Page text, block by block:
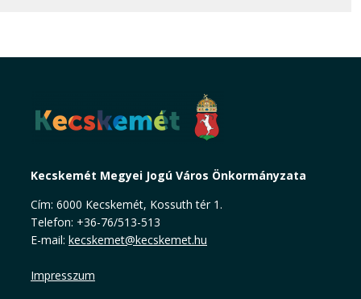
Kecskemét Megyei Jogú Város Önkormányzata
Cím: 6000 Kecskemét, Kossuth tér 1.
Telefon: +36-76/513-513
E-mail: kecskemet@kecskemet.hu
Impresszum